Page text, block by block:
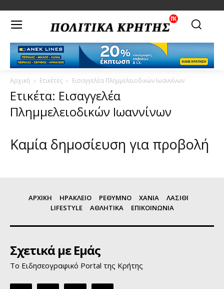
Αρχική Ετικέτες Εισαγγελέα Πλημμελειοδικών Ιωαννίνων
Ετικέτα: Εισαγγελέα
Πλημμελειοδικών Ιωαννίνων
Καμία δημοσίευση για προβολή
ΑΡΧΙΚΗ ΗΡΑΚΛΕΙΟ ΡΕΘΥΜΝΟ ΧΑΝΙΑ
ΛΑΣΙΘΙ
LIFESTYLE
ΑΘΛΗΤΙΚΑ ΕΠΙΚΟΙΝΩΝΙΑ
Σχετικά με Εμάς
Το Ειδησεογραφικό Portal της Κρήτης